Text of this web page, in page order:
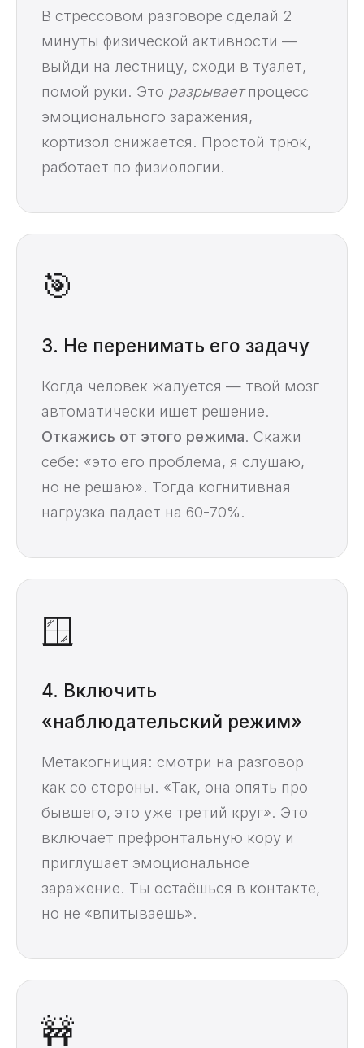
В стрессовом разговоре сделай 2
минуты физической активности —
выйди на лестницу, сходи в туалет,
помой руки. Это разрываетпроцесс
эмоционального заражения,
кортизол снижается. Простой трюк,
работает по физиологии.
🎯
3. Не перенимать его задачу
Когда человек жалуется — твой мозг
автоматически ищет решение.
Откажись от этого режима. Скажи
себе: «это его проблема, я слушаю,
но не решаю». Тогда когнитивная
нагрузка падает на 60-70%.
🪟
4. Включить
«наблюдательский режим»
Метакогниция: смотри на разговор
как со стороны. «Так, она опять про
бывшего, это уже третий круг». Это
включает префронтальную кору и
приглушает эмоциональное
заражение. Ты остаёшься в контакте,
но не «впитываешь».
🚧